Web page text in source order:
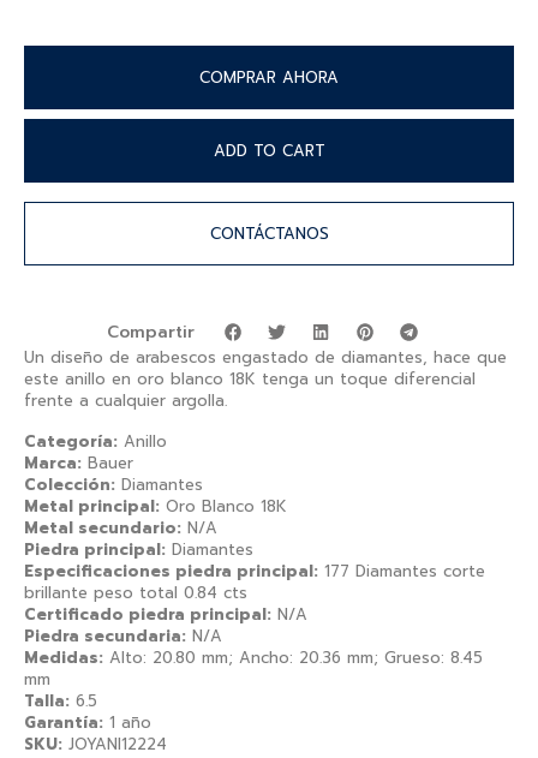
COMPRAR AHORA
ADD TO CART
CONTÁCTANOS
Compartir
Un diseño de arabescos engastado de diamantes, hace que
este anillo en oro blanco 18K tenga un toque diferencial
frente a cualquier argolla.
Categoría: Anillo
Marca: Bauer
Colección: Diamantes
Metal principal: Oro Blanco 18K
Metal secundario: N/A
Piedra principal: Diamantes
Especificaciones piedra principal: 177 Diamantes corte
brillante peso total 0.84 cts
Certificado piedra principal: N/A
Piedra secundaria: N/A
Medidas: Alto: 20.80 mm; Ancho: 20.36 mm; Grueso: 8.45
mm
Talla: 6.5
Garantía: 1 año
SKU: JOYANI12224